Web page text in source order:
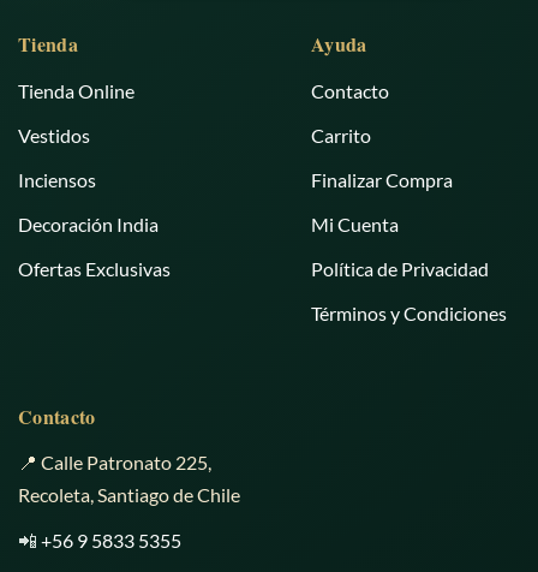
Tienda
Tienda Online
Vestidos
Inciensos
Decoración India
Ofertas Exclusivas
Ayuda
Contacto
Carrito
Finalizar Compra
Mi Cuenta
Política de Privacidad
Términos y Condiciones
Contacto
📍 Calle Patronato 225,
Recoleta, Santiago de Chile
📲 +56 9 5833 5355